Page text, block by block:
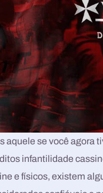
aquele se você agora
infantilidade
e físicos, existem